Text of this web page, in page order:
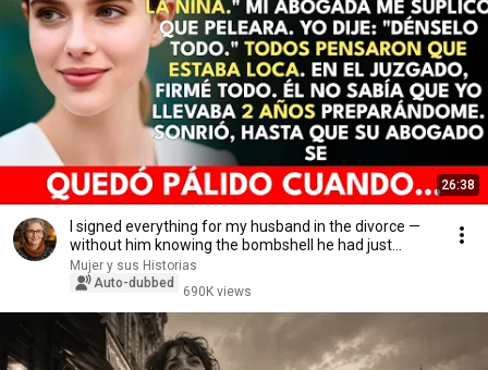
26:38
I signed everything for my husband in the divorce —
without him knowing the bombshell he had just...
Mujer y sus Historias
Auto-dubbed
690K views